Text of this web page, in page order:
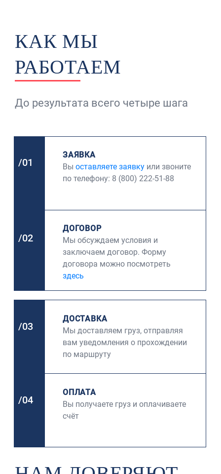
КАК МЫ
РАБОТАЕМ
До результата всего четыре шага
/01
ЗАЯВКА
Вы оставляете заявку или звоните
по телефону: 8 (800) 222-51-88
/02
ДОГОВОР
Мы обсуждаем условия и
заключаем договор. Форму
договора можно посмотреть
здесь
/03
ДОСТАВКА
Мы доставляем груз, отправляя
вам уведомления о прохождении
по маршруту
/04
ОПЛАТА
Вы получаете груз и оплачиваете
счёт